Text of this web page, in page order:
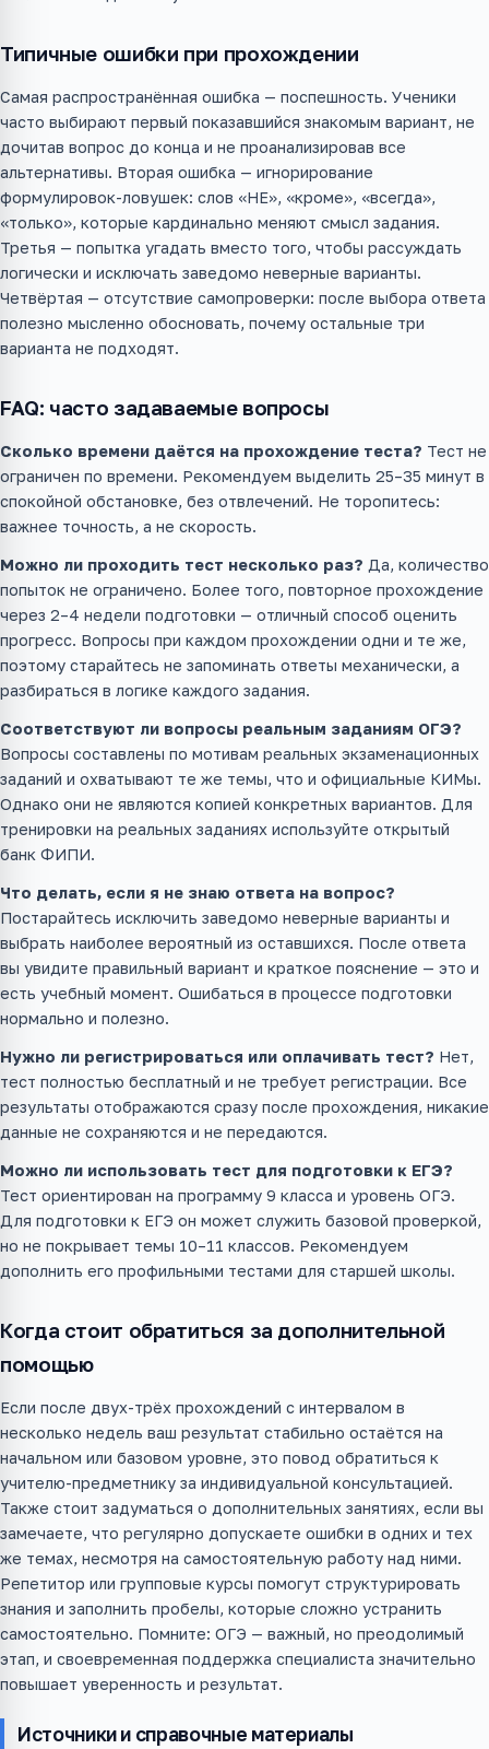
Типичные ошибки при прохождении
Самая распространённая ошибка — поспешность. Ученики
часто выбирают первый показавшийся знакомым вариант, не
дочитав вопрос до конца и не проанализировав все
альтернативы. Вторая ошибка — игнорирование
формулировок-ловушек: слов «НЕ», «кроме», «всегда»,
«только», которые кардинально меняют смысл задания.
Третья — попытка угадать вместо того, чтобы рассуждать
логически и исключать заведомо неверные варианты.
Четвёртая — отсутствие самопроверки: после выбора ответа
полезно мысленно обосновать, почему остальные три
варианта не подходят.
FAQ: часто задаваемые вопросы
Сколько времени даётся на прохождение теста? Тест не
ограничен по времени. Рекомендуем выделить 25–35 минут в
спокойной обстановке, без отвлечений. Не торопитесь:
важнее точность, а не скорость.
Можно ли проходить тест несколько раз? Да, количество
попыток не ограничено. Более того, повторное прохождение
через 2–4 недели подготовки — отличный способ оценить
прогресс. Вопросы при каждом прохождении одни и те же,
поэтому старайтесь не запоминать ответы механически, а
разбираться в логике каждого задания.
Соответствуют ли вопросы реальным заданиям ОГЭ?
Вопросы составлены по мотивам реальных экзаменационных
заданий и охватывают те же темы, что и официальные КИМы.
Однако они не являются копией конкретных вариантов. Для
тренировки на реальных заданиях используйте открытый
банк ФИПИ.
Что делать, если я не знаю ответа на вопрос?
Постарайтесь исключить заведомо неверные варианты и
выбрать наиболее вероятный из оставшихся. После ответа
вы увидите правильный вариант и краткое пояснение — это и
есть учебный момент. Ошибаться в процессе подготовки
нормально и полезно.
Нужно ли регистрироваться или оплачивать тест? Нет,
тест полностью бесплатный и не требует регистрации. Все
результаты отображаются сразу после прохождения, никакие
данные не сохраняются и не передаются.
Можно ли использовать тест для подготовки к ЕГЭ?
Тест ориентирован на программу 9 класса и уровень ОГЭ.
Для подготовки к ЕГЭ он может служить базовой проверкой,
но не покрывает темы 10–11 классов. Рекомендуем
дополнить его профильными тестами для старшей школы.
Когда стоит обратиться за дополнительной
помощью
Если после двух-трёх прохождений с интервалом в
несколько недель ваш результат стабильно остаётся на
начальном или базовом уровне, это повод обратиться к
учителю-предметнику за индивидуальной консультацией.
Также стоит задуматься о дополнительных занятиях, если вы
замечаете, что регулярно допускаете ошибки в одних и тех
же темах, несмотря на самостоятельную работу над ними.
Репетитор или групповые курсы помогут структурировать
знания и заполнить пробелы, которые сложно устранить
самостоятельно. Помните: ОГЭ — важный, но преодолимый
этап, и своевременная поддержка специалиста значительно
повышает уверенность и результат.
Источники и справочные материалы